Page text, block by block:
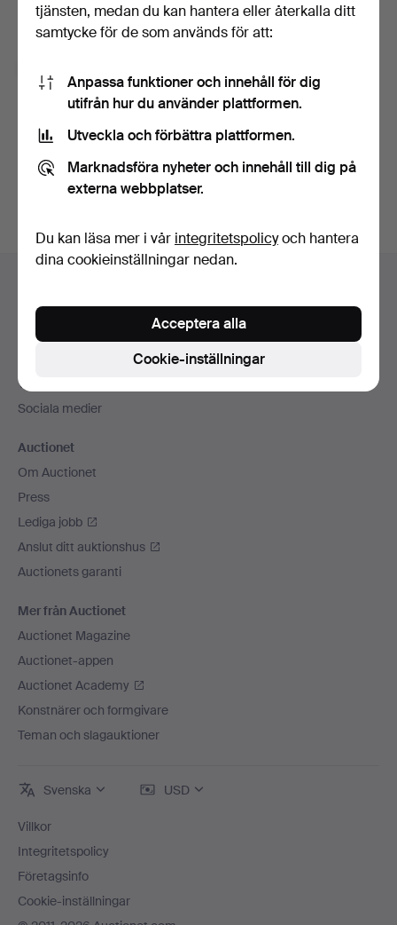
Med bl.a. experttips, utvalda föremål och inspiration. Om du
ångrar dig kan du enkelt avsluta prenumerationen.
användarvillkoren,köpvillkoren samt bekräftar att jag
har tagit del avintegritetspolicyn.
Skapa konto
Sidfotsnavigation
Kontakta support
Alla auktionshus
Vi skickar med
Sociala medier
Auctionet
Om Auctionet
Press
Lediga jobb
Anslut ditt auktionshus
Auctionets garanti
Mer från Auctionet
Auctionet Magazine
Auctionet-appen
Auctionet Academy
Konstnärer och formgivare
Teman och slagauktioner
Svenska USD
Villkor
Integritetspolicy
Företagsinfo
Cookie-inställningar
tjänsten, medan du kan hantera eller återkalla ditt
samtycke för de som används för att:
Anpassa funktioner och innehåll för dig
utifrån hur du använder plattformen.
Utveckla och förbättra plattformen.
Marknadsföra nyheter och innehåll till dig på
externa webbplatser.
Du kan läsa mer i vår integritetspolicyoch hantera
dina cookieinställningar nedan.
Cookie-inställningar
Acceptera alla